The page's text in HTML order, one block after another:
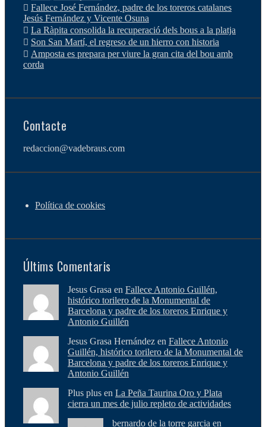
Fallece José Fernández, padre de los toreros catalanes
Jesús Fernández y Vicente Osuna
La Ràpita consolida la recuperació dels bous a la platja
Son San Martí, el regreso de un hierro con historia
Amposta es prepara per viure la gran cita del bou amb
corda
Contacte
redaccion@vadebraus.com
Política de cookies
Últims Comentaris
Jesus Grasa en Fallece Antonio Guillén,
histórico torilero de la Monumental de
Barcelona y padre de los toreros Enrique y
Antonio Guillén
Jesus Grasa Hernández en Fallece Antonio
Guillén, histórico torilero de la Monumental de
Barcelona y padre de los toreros Enrique y
Antonio Guillén
Plus plus en La Peña Taurina Oro y Plata
cierra un mes de julio repleto de actividades
bernardo de la torre garcia en